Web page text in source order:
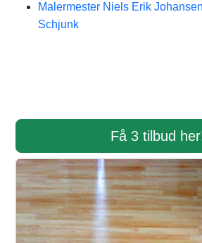
Malermester Niels Erik
Schjunk
Få 3 tilbud